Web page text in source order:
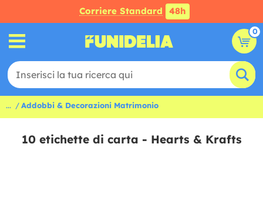
Corriere Standard 48h
0
... Addobbi & Decorazioni Matrimonio
10 etichette di carta - Hearts & Krafts